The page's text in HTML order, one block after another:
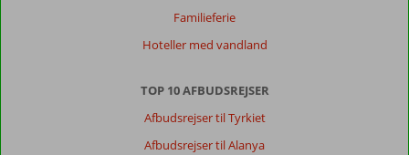
Familieferie
Hoteller med vandland
TOP 10 AFBUDSREJSER
Afbudsrejser til Tyrkiet
Afbudsrejser til Alanya